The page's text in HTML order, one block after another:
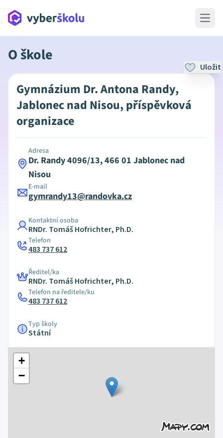
Open
O škole
Uložit
Gymnázium Dr. Antona Randy,
Jablonec nad Nisou, příspěvková
organizace
Adresa
Dr. Randy 4096/13, 466 01 Jablonec nad
Nisou
E-mail
gymrandy13@randovka.cz
Kontaktní osoba
RNDr. Tomáš Hofrichter, Ph.D.
Telefon
483 737 612
Ředitel/ka
RNDr. Tomáš Hofrichter, Ph.D.
Telefon na ředitele/ku
483 737 612
Typ školy
Státní
+
−